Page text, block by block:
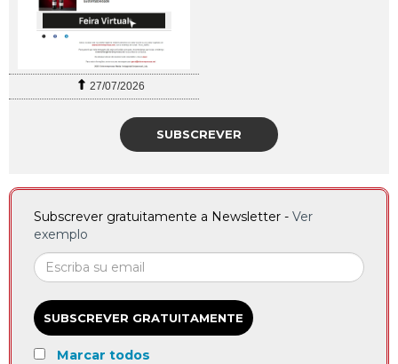
27/07/2026
SUBSCREVER
Subscrever gratuitamente a Newsletter - Ver
exemplo
SUBSCREVER GRATUITAMENTE
Marcar todos